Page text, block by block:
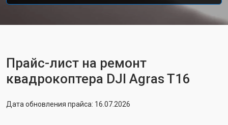
Прайс-лист на ремонт
квадрокоптера DJI Agras T16
Дата обновления прайса: 16.07.2026